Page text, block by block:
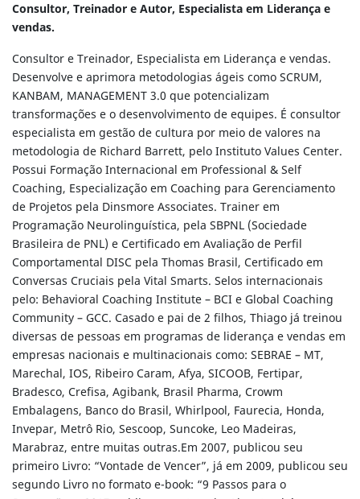
Consultor, Treinador e Autor, Especialista em Liderança e
vendas.
Consultor e Treinador, Especialista em Liderança e vendas.
Desenvolve e aprimora metodologias ágeis como SCRUM,
KANBAM, MANAGEMENT 3.0 que potencializam
transformações e o desenvolvimento de equipes. É consultor
especialista em gestão de cultura por meio de valores na
metodologia de Richard Barrett, pelo Instituto Values Center.
Possui Formação Internacional em Professional & Self
Coaching, Especialização em Coaching para Gerenciamento
de Projetos pela Dinsmore Associates. Trainer em
Programação Neurolinguística, pela SBPNL (Sociedade
Brasileira de PNL) e Certificado em Avaliação de Perfil
Comportamental DISC pela Thomas Brasil, Certificado em
Conversas Cruciais pela Vital Smarts. Selos internacionais
pelo: Behavioral Coaching Institute – BCI e Global Coaching
Community – GCC. Casado e pai de 2 filhos, Thiago já treinou
diversas de pessoas em programas de liderança e vendas em
empresas nacionais e multinacionais como: SEBRAE – MT,
Marechal, IOS, Ribeiro Caram, Afya, SICOOB, Fertipar,
Bradesco, Crefisa, Agibank, Brasil Pharma, Crowm
Embalagens, Banco do Brasil, Whirlpool, Faurecia, Honda,
Invepar, Metrô Rio, Sescoop, Suncoke, Leo Madeiras,
Marabraz, entre muitas outras.Em 2007, publicou seu
primeiro Livro: “Vontade de Vencer”, já em 2009, publicou seu
segundo Livro no formato e-book: “9 Passos para o